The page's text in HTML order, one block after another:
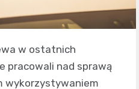
w ostatnich
pracowali nad sprawą
wykorzystywaniem